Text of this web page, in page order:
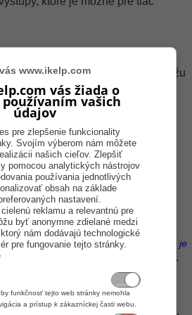
úkony.Jednotlivé úkony môžu
To znamená že ak máte
typ dokladu zobrazené úkony sa
typ dokladu.
na tlačidlo sa zobrazí zoznam
je možné v tejto časti aplikácie
niektoré druhy sú pri vytváraní
zariadenie, nie je možné tu
druhy.
postavíte v zozname na niektorý z
napr. faktúru, dodací, predfaktúru a
tlačidlo Nový pravým tlačidlom myši, je
doklad s predvyplnenými údajmi,
Toto je vhodné napr. pri mesačných
aby sa nemuseli zakaždým do
pridávať všetky položky.
sa zobrazuje len pri dokladoch,
www.ikelp.com
vás žiada o
používaním vašich
údajov
pre zlepšenie funkcionality
Svojím výberom nám môžete
našich cieľov. Zlepšiť
pomocou analytických nástrojov
používania jednotlivých
obsah na základe
nastavení.
reklamu a relevantnú pre
byť anonymne zdielané medzi
nám dodávajú technologické
pre fungovanie tejto stránky.
funkčnosť tejto web stránky nemohla
a prístup k zákazníckej časti webu.